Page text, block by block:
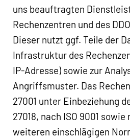
uns beauftragten
Rechenzentren und des
Dieser nutzt ggf. Teile der
Infrastruktur des
IP-Adresse) sowie zur
Angriffsmuster. Das
27001 unter Einbeziehung
27018, nach ISO 9001 sowie
weiteren einschlägigen